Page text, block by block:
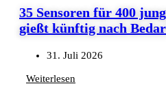
35 Sensoren für 400
gießt künftig nach
31. Juli 2026
Weiterlesen